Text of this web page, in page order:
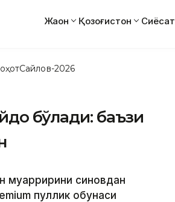
Жаҳон Қозоғистон Сиёсат
Сайлов-2026
бўлади: баъзи
синовдан
пуллик обунаси